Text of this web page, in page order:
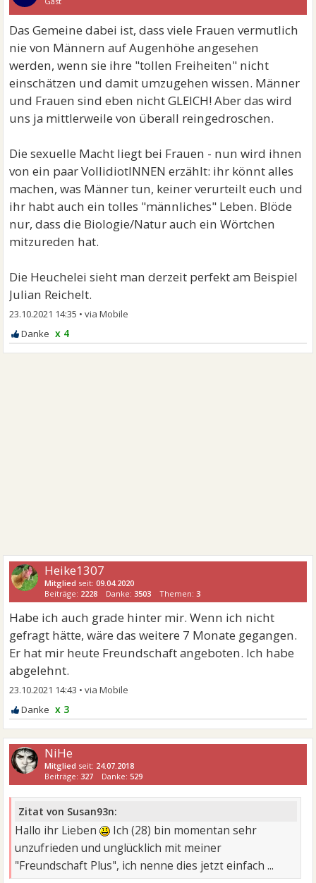
Das Gemeine dabei ist, dass viele Frauen vermutlich
nie von Männern auf Augenhöhe angesehen
werden, wenn sie ihre "tollen Freiheiten" nicht
einschätzen und damit umzugehen wissen. Männer
und Frauen sind eben nicht GLEICH! Aber das wird
uns ja mittlerweile von überall reingedroschen.
Die sexuelle Macht liegt bei Frauen - nun wird ihnen
von ein paar VollidiotINNEN erzählt: ihr könnt alles
machen, was Männer tun, keiner verurteilt euch und
ihr habt auch ein tolles "männliches" Leben. Blöde
nur, dass die Biologie/Natur auch ein Wörtchen
mitzureden hat.
Die Heuchelei sieht man derzeit perfekt am Beispiel
Julian Reichelt.
23.10.2021 14:35 •
x 4
Heike1307
Mitglied seit:09.04.2020
Beiträge: 2228 Danke:3503 Themen:3
Habe ich auch grade hinter mir. Wenn ich nicht
gefragt hätte, wäre das weitere 7 Monate gegangen.
Er hat mir heute Freundschaft angeboten. Ich habe
abgelehnt.
23.10.2021 14:43 •
x 3
NiHe
Mitglied seit: 24.07.2018
Beiträge:327 Danke:529
Zitat von Susan93n:
Hallo ihr Lieben
Ich (28) bin momentan sehr
unzufrieden und unglücklich mit meiner
"Freundschaft Plus", ich nenne dies jetzt einfach ...